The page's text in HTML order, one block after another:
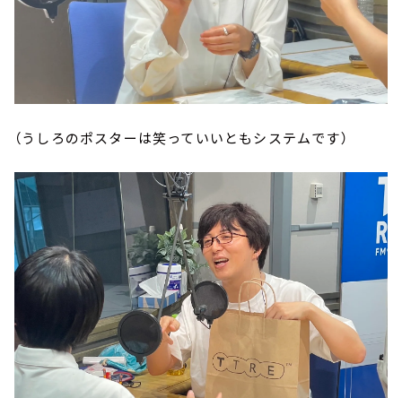
（うしろのポスターは笑っていいともシステムです）